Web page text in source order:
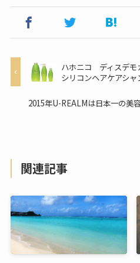
ハホニコ ディスデ
シリコンヘアケアシャ
2015年U-REALMは日本一の美
関連記事